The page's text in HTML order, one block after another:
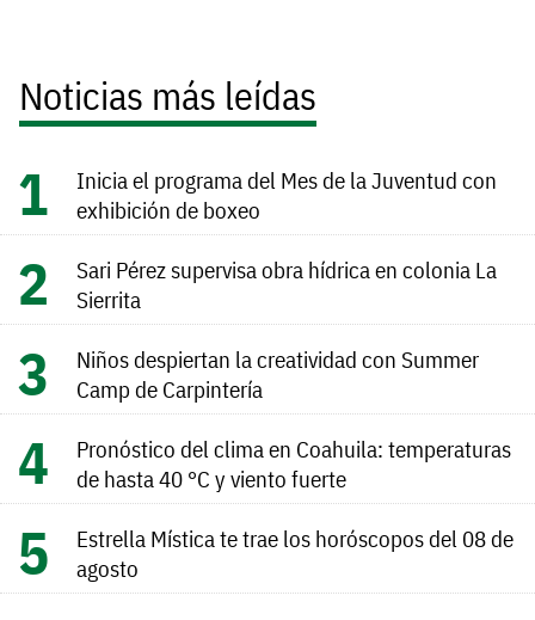
Noticias más leídas
Inicia el programa del Mes de la Juventud con
exhibición de boxeo
Sari Pérez supervisa obra hídrica en colonia La
Sierrita
Niños despiertan la creatividad con Summer
Camp de Carpintería
Pronóstico del clima en Coahuila: temperaturas
de hasta 40 °C y viento fuerte
Estrella Mística te trae los horóscopos del 08 de
agosto